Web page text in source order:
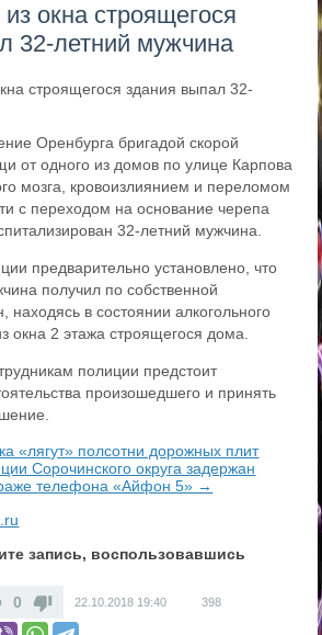
окна строящегося
32-летний мужчина
Оренбурга бригадой скорой
от одного из домов по улице Карпова
мозга, кровоизлиянием и переломом
с переходом на основание черепа
32-летний мужчина.
предварительно установлено, что
получил по собственной
находясь в состоянии алкогольного
окна 2 этажа строящегося дома.
полиции предстоит
произошедшего и принять
«лягут» полсотни дорожных плит
Сорочинского округа задержан
телефона «Айфон 5» →
запись, воспользовавшись
0 22.10.2018 19:40 398